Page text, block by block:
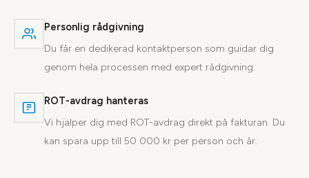
Personlig rådgivning
Du får en dedikerad kontaktperson som guidar dig
genom hela processen med expert rådgivning.
ROT-avdrag hanteras
Vi hjälper dig med ROT-avdrag direkt på fakturan. Du
kan spara upp till 50 000 kr per person och år.